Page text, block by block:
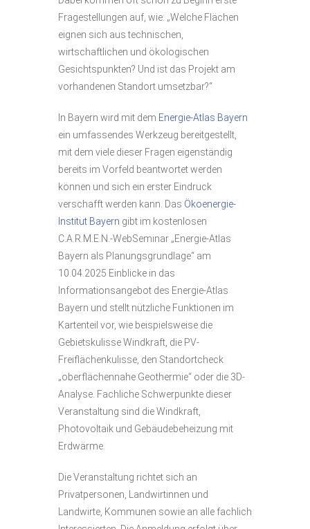
Fragestellungen auf, wie: „Welche Flächen
eignen sich aus technischen,
wirtschaftlichen und ökologischen
Gesichtspunkten? Und ist das Projekt am
vorhandenen Standort umsetzbar?“
In Bayern wird mit dem Energie-Atlas Bayern
ein umfassendes Werkzeug bereitgestellt,
mit dem viele dieser Fragen eigenständig
bereits im Vorfeld beantwortet werden
können und sich ein erster Eindruck
verschafft werden kann. Das Ökoenergie-
Institut Bayern gibt im kostenlosen
C.A.R.M.E.N.‑WebSeminar „Energie-Atlas
Bayern als Planungsgrundlage“ am
10.04.2025 Einblicke in das
Informationsangebot des Energie-Atlas
Bayern und stellt nützliche Funktionen im
Kartenteil vor, wie beispielsweise die
Gebietskulisse Windkraft, die PV-
Freiflächenkulisse, den Standortcheck
„oberflächennahe Geothermie“ oder die 3D-
Analyse. Fachliche Schwerpunkte dieser
Veranstaltung sind die Windkraft,
Photovoltaik und Gebäudebeheizung mit
Erdwärme.
Die Veranstaltung richtet sich an
Privatpersonen, Landwirtinnen und
Landwirte, Kommunen sowie an alle fachlich